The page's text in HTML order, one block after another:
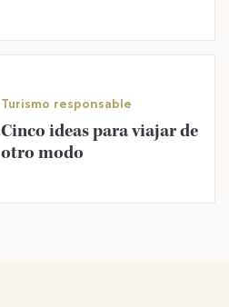
Turismo responsable
Cinco ideas para viajar de
otro modo